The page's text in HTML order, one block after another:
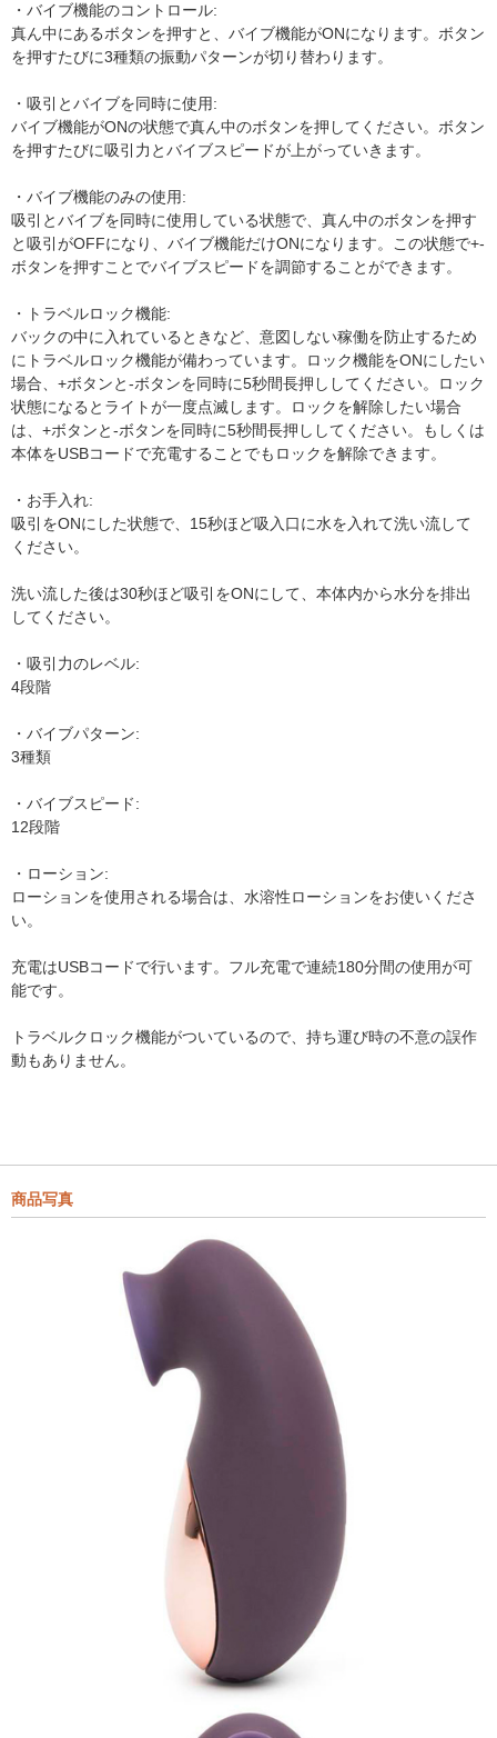
・バイブ機能のコントロール:
真ん中にあるボタンを押すと、バイブ機能がONになります。ボタン
を押すたびに3種類の振動パターンが切り替わります。
・吸引とバイブを同時に使用:
バイブ機能がONの状態で真ん中のボタンを押してください。ボタン
を押すたびに吸引力とバイブスピードが上がっていきます。
・バイブ機能のみの使用:
吸引とバイブを同時に使用している状態で、真ん中のボタンを押す
と吸引がOFFになり、バイブ機能だけONになります。この状態で+-
ボタンを押すことでバイブスピードを調節することができます。
・トラベルロック機能:
バックの中に入れているときなど、意図しない稼働を防止するため
にトラベルロック機能が備わっています。ロック機能をONにしたい
場合、+ボタンと-ボタンを同時に5秒間長押ししてください。ロック
状態になるとライトが一度点滅します。ロックを解除したい場合
は、+ボタンと-ボタンを同時に5秒間長押ししてください。もしくは
本体をUSBコードで充電することでもロックを解除できます。
・お手入れ:
吸引をONにした状態で、15秒ほど吸入口に水を入れて洗い流して
ください。
洗い流した後は30秒ほど吸引をONにして、本体内から水分を排出
してください。
・吸引力のレベル:
4段階
・バイブパターン:
3種類
・バイブスピード:
12段階
・ローション:
ローションを使用される場合は、水溶性ローションをお使いくださ
い。
充電はUSBコードで行います。フル充電で連続180分間の使用が可
能です。
トラベルクロック機能がついているので、持ち運び時の不意の誤作
動もありません。
商品写真